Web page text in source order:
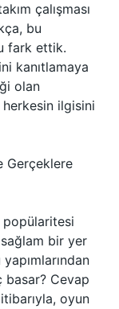
çalışması
bu
fark ettik.
kanıtlamaya
olan
herkesin ilgisini
Gerçeklere
popülaritesi
bir yer
basar? Cevap
oyun